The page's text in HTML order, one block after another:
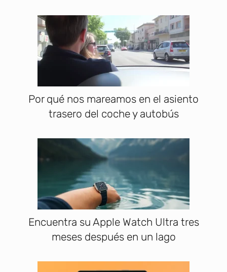
Por qué nos mareamos en el asiento
trasero del coche y autobús
Encuentra su Apple Watch Ultra tres
meses después en un lago